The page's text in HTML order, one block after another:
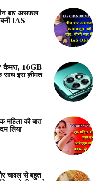
बार असफल
बनी IAS
कैमरा, 16GB
इस क़ीमत
की बात
लिया
से बहुत